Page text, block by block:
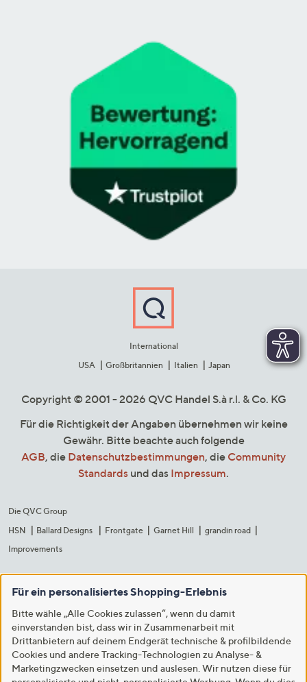
International
USA
Großbritannien Italien Japan
Copyright © 2001 - 2026 QVC Handel S.à r.l. & Co. KG
Für die Richtigkeit der Angaben übernehmen wir keine
Gewähr. Bitte beachte auch folgende
AGB, die Datenschutzbestimmungen, die Community
Standards und das Impressum.
Die QVC Group
HSN
Ballard Designs Frontgate Garnet Hill
grandin road
Improvements
Für ein personalisiertes Shopping-Erlebnis
Bitte wähle „Alle Cookies zulassen“, wenn du damit
einverstanden bist, dass wir in Zusammenarbeit mit
Drittanbietern auf deinem Endgerät technische & profilbildende
Cookies und andere Tracking-Technologien zu Analyse- &
Marketingzwecken einsetzen und auslesen. Wir nutzen diese für